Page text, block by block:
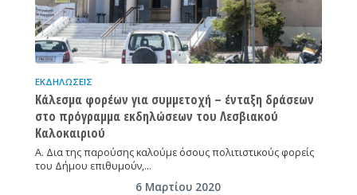
ΕΚΔΗΛΏΣΕΙΣ
Κάλεσμα φορέων για συμμετοχή – ένταξη δράσεων
στο πρόγραμμα εκδηλώσεων του Λεσβιακού
Καλοκαιριού
Α. Δια της παρούσης καλούμε όσους πολιτιστικούς φορείς
του Δήμου επιθυμούν,…
6 Μαρτίου 2020